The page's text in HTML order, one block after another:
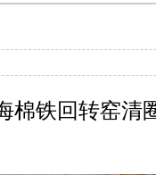
棉铁回转窑清